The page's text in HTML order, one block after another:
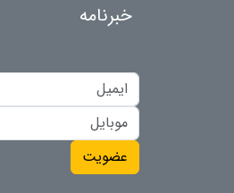
خبرنامه
عضویت